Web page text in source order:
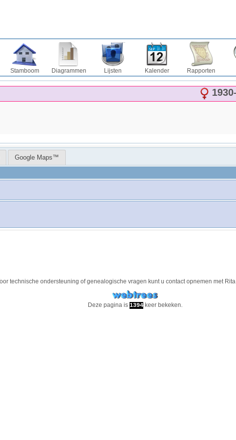
Stamboom Diagrammen Lijsten Kalender Rapporten
1930
Google Maps™
technische ondersteuning of genealogische vragen kunt u contact opnemen met
Deze pagina is 1394keer bekeken.